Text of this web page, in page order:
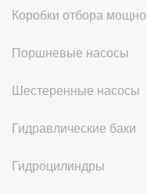
Коробки отбора
Поршневые насосы
Шестеренные насосы
Гидравлические баки
Гидроцилиндры